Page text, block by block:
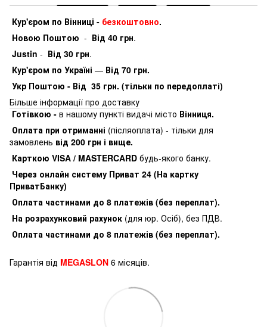
Кур'єром по Вінниці - безкоштовно.
Новою Поштою - Від 40 грн.
Justin - Від 30 грн.
Кур'єром по Україні — Від 70 грн.
Укр Поштою - Від 35 грн. (тільки по передоплаті)
Більше інформації про доставку
Готівкою - в нашому пункті видачі місто Вінниця.
Оплата при отриманні (післяоплата) - тільки для
замовлень від 200 грн і вище.
Карткою VISA / MASTERCARD будь-якого банку.
Через онлайн систему Приват 24 (На картку
ПриватБанку)
Оплата частинами до 8 платежів (без переплат).
На розрахунковий рахунок (для юр. Осіб), без ПДВ.
Оплата частинами до 8 платежів (без переплат).
Гарантія від MEGASLON 6 місяців.